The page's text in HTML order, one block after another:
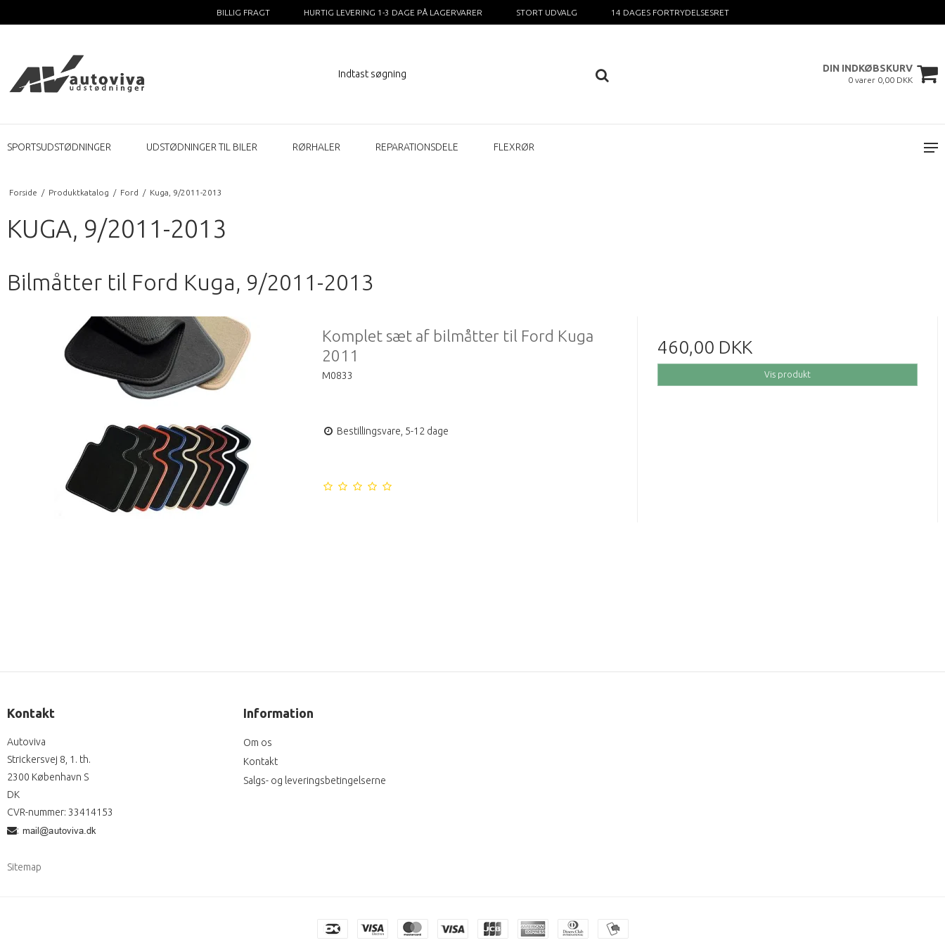
BILLIG FRAGT HURTIG LEVERING 1-3 DAGE PÅ LAGERVARER STORT UDVALG 14 DAGES FORTRYDELSESRET
DIN INDKØBSKURV
0 varer 0,00 DKK
SPORTSUDSTØDNINGER UDSTØDNINGER TIL BILER RØRHALER REPARATIONSDELE FLEXRØR
Forside / Produktkatalog / Ford / Kuga, 9/2011-2013
KUGA, 9/2011-2013
Bilmåtter til Ford Kuga, 9/2011-2013
Komplet sæt af bilmåtter til Ford Kuga
2011
M0833
Bestillingsvare, 5-12 dage
460,00 DKK
Vis produkt
Kontakt
Autoviva
Strickersvej 8, 1. th.
2300 København S
DK
CVR-nummer: 33414153
:
Sitemap
Information
Om os
Kontakt
Salgs- og leveringsbetingelserne